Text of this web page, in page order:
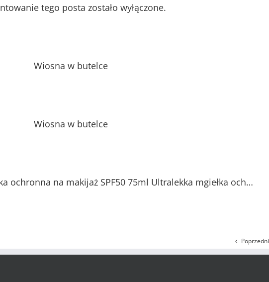
tego posta zostało wyłączone.
Wiosna w butelce
Wiosna w butelce
ochronna na makijaż SPF50 75ml Ultralekka mgiełka och…
Poprzedni